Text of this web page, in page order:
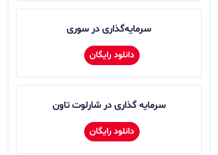
سرمایه‌گذاری در سوری
دانلود رایگان
سرمایه گذاری در شارلوت تاون
دانلود رایگان